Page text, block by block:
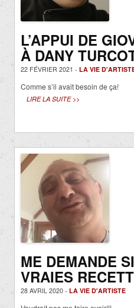
L’APPUI DE
À DANY
22 FÉVRIER 2021 - LA VIE
Comme s’il avait besoin de ça!
LIRE LA SUITE >>
ME DEMANDE
VRAIES
28 AVRIL 2020 - LA VIE D'ARTISTE